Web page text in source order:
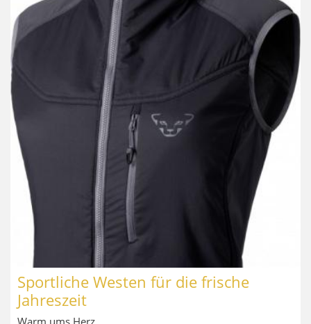
Sportliche Westen für die frische
Jahreszeit